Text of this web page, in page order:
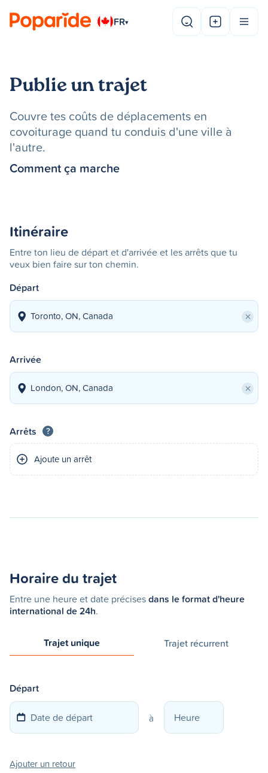
FR▾
Publie un trajet
Couvre tes coûts de déplacements en
covoiturage quand tu conduis d'une ville à
l'autre.
Comment ça marche
Itinéraire
Entre ton lieu de départ et d'arrivée et les arrêts que tu
veux bien faire sur ton chemin.
Départ
×
Arrivée
×
Arrêts ?
Ajoute un arrêt
Horaire du trajet
Entre une heure et date précisesdans le format d'heure
international de 24h.
Trajet unique Trajet récurrent
Départ
à
Ajouter un retour